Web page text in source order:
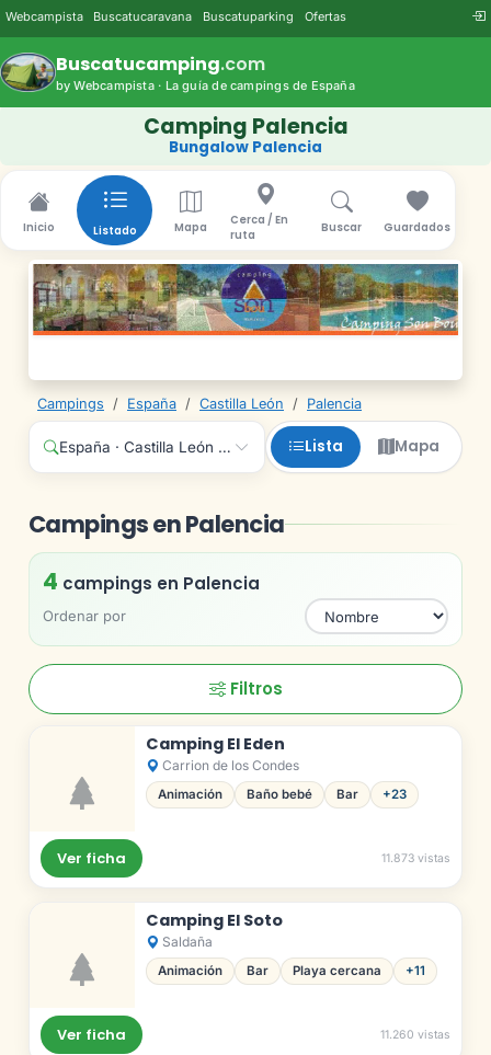
Webcampista Buscatucaravana Buscatuparking Ofertas
Buscatucamping.com
by Webcampista · La guía de campings de España
Camping Palencia
Bungalow Palencia
Inicio Listado Mapa
Cerca / En
ruta
Buscar Guardados
Campings / España / Castilla León / Palencia
España · Castilla León · Palencia · Cualquier servicio
Lista Mapa
Campings en Palencia
4 campings en Palencia
Ordenar por
Filtros
Camping El Eden
Carrion de los Condes
Animación Baño bebé Bar +23
Ver ficha 11.873 vistas
Camping El Soto
Saldaña
Animación Bar Playa cercana +11
Ver ficha 11.260 vistas